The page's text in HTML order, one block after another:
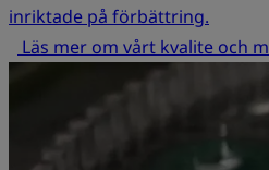
inriktade på förbättring.
Läs mer om vårt kvalite och